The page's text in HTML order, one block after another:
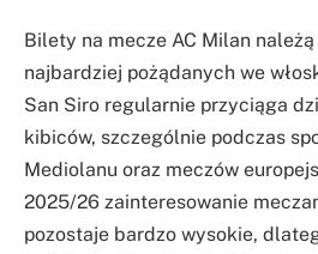
Bilety na mecze AC Milan
najbardziej pożądanych we
San Siro regularnie przyciąga
kibiców, szczególnie podczas
Mediolanu oraz meczów
2025/26 zainteresowanie
pozostaje bardzo wysokie,